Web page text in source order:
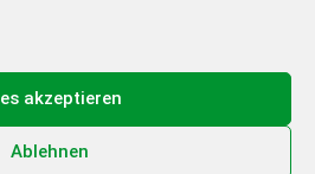
akzeptieren
Ablehnen
– Ihr Abo –
Gewinn
lesen und eine 3-tägige
gewinnen!